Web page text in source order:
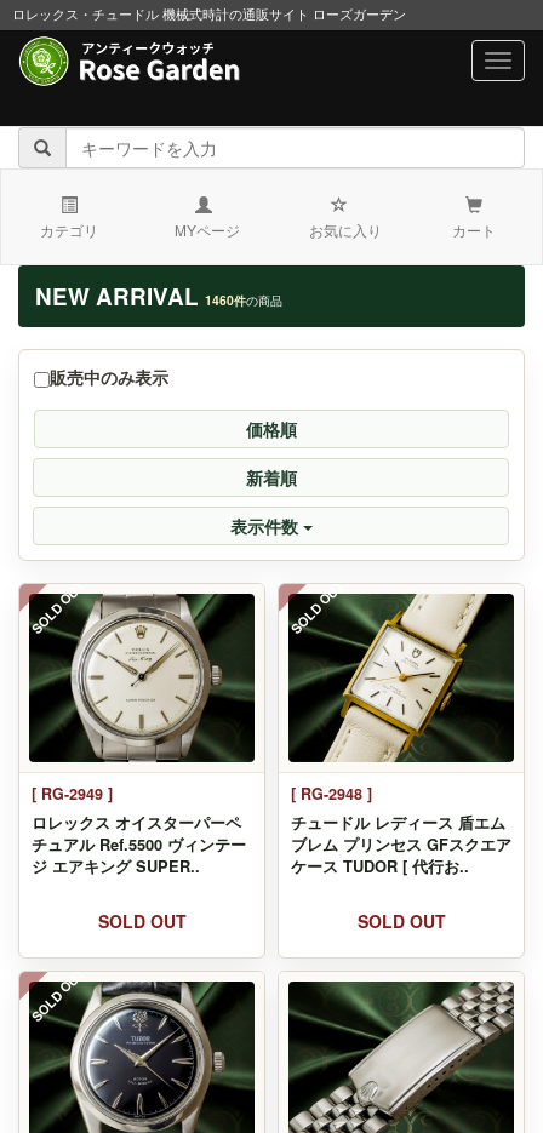
ロレックス・チュードル 機械式時計の通販サイト ローズガーデン
カテゴリ MYページ お気に入り カート
NEW ARRIVAL 1460件の商品
販売中のみ表示
価格順
新着順
表示件数
SOLD OUT
[ RG-2949 ]
ロレックス オイスターパーペ
チュアル Ref.5500 ヴィンテー
ジ エアキング SUPER..
SOLD OUT
SOLD OUT
[ RG-2948 ]
チュードル レディース 盾エム
ブレム プリンセス GFスクエア
ケース TUDOR [ 代行お..
SOLD OUT
SOLD OUT